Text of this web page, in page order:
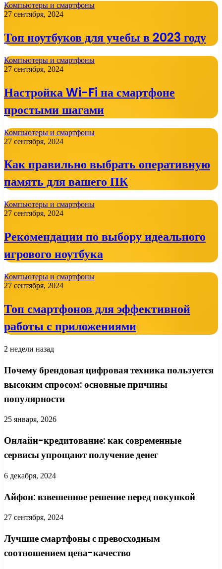
Компьютеры и смартфоны
27 сентября, 2024
Топ ноутбуков для учебы в 2023 году
Компьютеры и смартфоны
27 сентября, 2024
Настройка Wi-Fi на смартфоне
простыми шагами
Компьютеры и смартфоны
27 сентября, 2024
Как правильно выбрать оперативную
память для вашего ПК
Компьютеры и смартфоны
27 сентября, 2024
Рекомендации по выбору идеального
игрового ноутбука
Компьютеры и смартфоны
27 сентября, 2024
Топ смартфонов для эффективной
работы с приложениями
2 недели назад
Почему брендовая цифровая техника пользуется
высоким спросом: основные причины
популярности
25 января, 2026
Онлайн-кредитование: как современные
сервисы упрощают получение денег
6 декабря, 2024
Айфон: взвешенное решение перед покупкой
27 сентября, 2024
Лучшие смартфоны с превосходным
соотношением цена-качество